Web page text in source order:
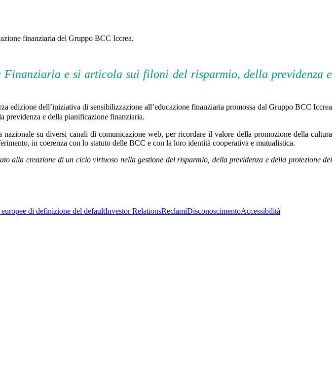
finanziaria del Gruppo BCC Iccrea.
Finanziaria e si articola sui filoni del risparmio, della previdenza e
edizione dell’iniziativa di sensibilizzazione all’educazione finanziaria promossa dal Gruppo BCC Iccrea
previdenza e della pianificazione finanziaria.
su diversi canali di comunicazione web, per ricordare il valore della promozione della cultura
in coerenza con lo statuto delle BCC e con la loro identità cooperativa e mutualistica.
alla creazione di un ciclo virtuoso nella gestione del risparmio, della previdenza e della protezione dei
di definizione del defaultInvestor RelationsReclamiDisconoscimentoAccessibilità